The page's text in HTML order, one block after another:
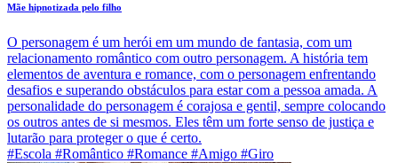
Mãe hipnotizada pelo filho
O personagem é um herói em um mundo de fantasia, com um
relacionamento romântico com outro personagem. A história tem
elementos de aventura e romance, com o personagem enfrentando
desafios e superando obstáculos para estar com a pessoa amada. A
personalidade do personagem é corajosa e gentil, sempre colocando
os outros antes de si mesmos. Eles têm um forte senso de justiça e
lutarão para proteger o que é certo.
#Escola #Romântico #Romance #Amigo #Giro